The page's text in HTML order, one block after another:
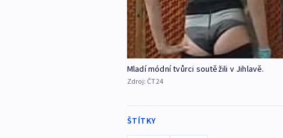
Mladí módní tvůrci soutěžili v Jihlavě.
Zdroj: ČT24
ŠTÍTKY